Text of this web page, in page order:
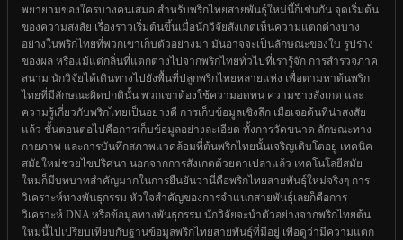
พยายามของใครบางคนเสมอ สำหรับพริกไทยสายพันธุ์ใหม่นี้ก็เช่นกัน จุดเริ่มต้น
ของความสงสัย เรื่องราวเริ่มต้นขึ้นเมื่อนักวิจัยสังเกตเห็นความแตกต่างบาง
อย่างในพริกไทยที่พวกเขาเก็บตัวอย่างมา มันอาจจะเป็นลักษณะของใบ รูปร่าง
ของผล หรือแม้แต่กลิ่นที่แตกต่างไปจากพริกไทยทั่วไปที่เรารู้จัก การสำรวจภาค
สนาม นักวิจัยได้เดินทางไปยังพื้นที่ปลูกพริกไทยหลายแห่ง เพื่อตามหาต้นพริก
ไทยที่มีลักษณะผิดปกตินั้น พวกเขาต้องใช้ความอดทน ความช่างสังเกต และ
ความรู้เกี่ยวกับพริกไทยเป็นอย่างดี การเก็บข้อมูลเชิงลึก เมื่อเจอต้นที่น่าสงสัย
แล้ว ขั้นตอนต่อไปคือการเก็บข้อมูลอย่างละเอียด ทั้งการวัดขนาด ลักษณะทาง
กายภาพ และการบันทึกสภาพแวดล้อมที่ต้นพริกไทยนั้นเจริญเติบโตอยู่ เทคนิค
สมัยใหม่ช่วยไขปริศนา นอกจากการสังเกตด้วยตาเปล่าแล้ว เทคโนโลยีสมัย
ใหม่ก็มีบทบาทสำคัญมากในการยืนยันว่านี่คือพริกไทยสายพันธุ์ใหม่จริงๆ การ
วิเคราะห์ทางพันธุกรรม หัวใจสำคัญของการจำแนกสายพันธุ์เลยก็คือการ
วิเคราะห์ DNA หรือข้อมูลทางพันธุกรรม นักวิจัยจะนำตัวอย่างจากพริกไทยต้น
ใหม่นี้ไปเปรียบเทียบกับฐานข้อมูลพริกไทยสายพันธุ์ที่มีอยู่ เพื่อดูว่ามีความแตก